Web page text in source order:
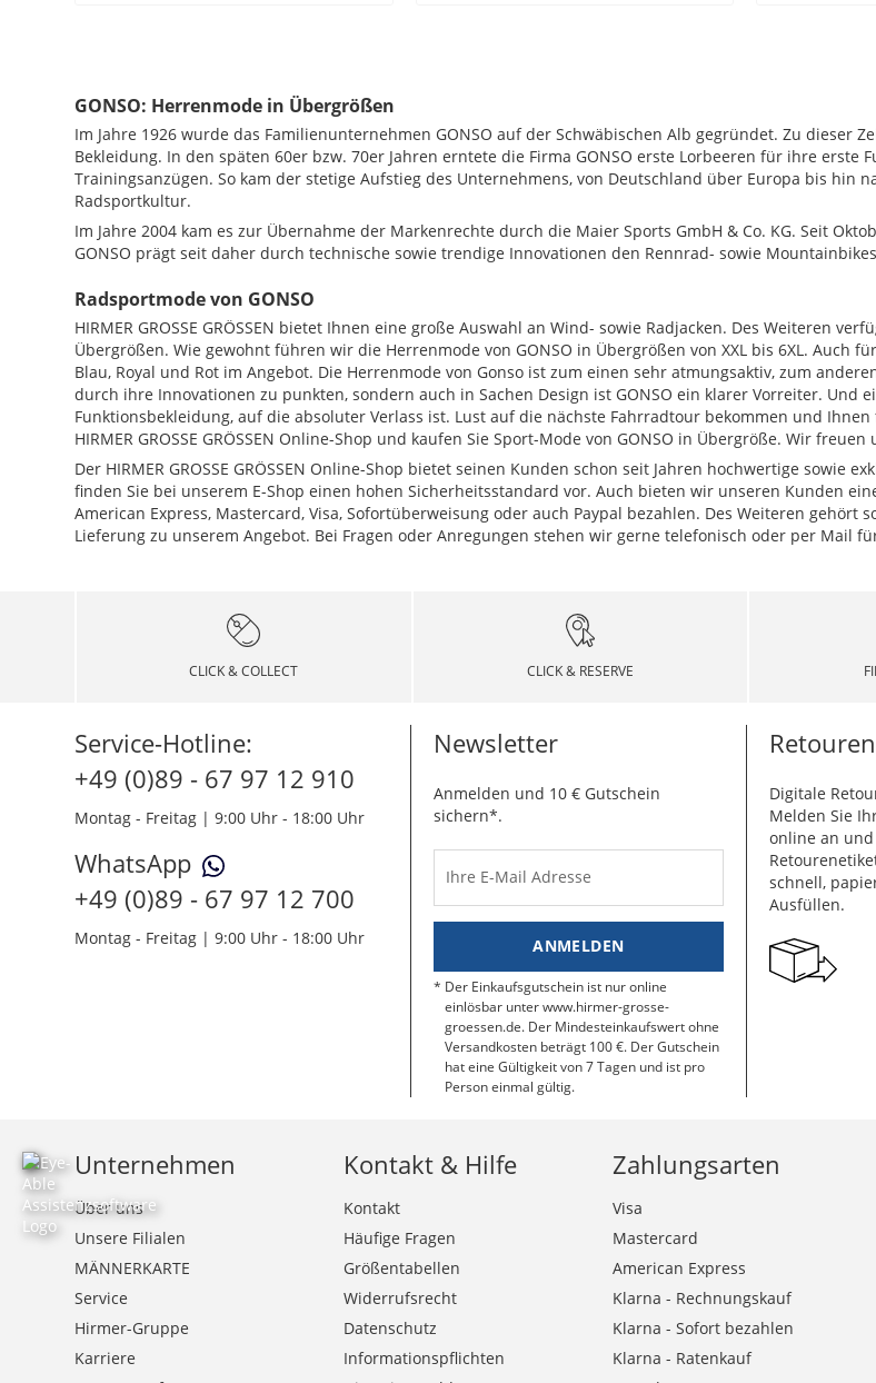
GONSO: Herrenmode in Übergrößen
Im Jahre 1926 wurde das Familienunternehmen GONSO auf der Schwäbischen Alb gegründet. Zu dieser
Bekleidung. In den späten 60er bzw. 70er Jahren erntete die Firma GONSO erste Lorbeeren für ihre erste
Trainingsanzügen. So kam der stetige Aufstieg des Unternehmens, von Deutschland über Europa bis hin
Radsportkultur.
Im Jahre 2004 kam es zur Übernahme der Markenrechte durch die Maier Sports GmbH & Co. KG. Seit
GONSO prägt seit daher durch technische sowie trendige Innovationen den Rennrad- sowie
Radsportmode von GONSO
HIRMER GROSSE GRÖSSEN bietet Ihnen eine große Auswahl an Wind- sowie Radjacken. Des Weiteren
Übergrößen. Wie gewohnt führen wir die Herrenmode von GONSO in Übergrößen von XXL bis 6XL. Auch
Blau, Royal und Rot im Angebot. Die Herrenmode von Gonso ist zum einen sehr atmungsaktiv, zum
durch ihre Innovationen zu punkten, sondern auch in Sachen Design ist GONSO ein klarer Vorreiter. Und
Funktionsbekleidung, auf die absoluter Verlass ist. Lust auf die nächste Fahrradtour bekommen und
HIRMER GROSSE GRÖSSEN Online-Shop und kaufen Sie Sport-Mode von GONSO in Übergröße. Wir
Der HIRMER GROSSE GRÖSSEN Online-Shop bietet seinen Kunden schon seit Jahren hochwertige
finden Sie bei unserem E-Shop einen hohen Sicherheitsstandard vor. Auch bieten wir unseren Kunden
American Express, Mastercard, Visa, Sofortüberweisung oder auch Paypal bezahlen. Des Weiteren
Lieferung zu unserem Angebot. Bei Fragen oder Anregungen stehen wir gerne telefonisch oder per Mail
CLICK & COLLECT CLICK & RESERVE
Service-Hotline:
+49 (0)89 - 67 97 12 910
Montag - Freitag | 9:00 Uhr - 18:00 Uhr
WhatsApp
+49 (0)89 - 67 97 12 700
Montag - Freitag | 9:00 Uhr - 18:00 Uhr
Newsletter
Anmelden und 10 € Gutschein
sichern*.
Ihre E-Mail Adresse
ANMELDEN
Der Einkaufsgutschein ist nur online
einlösbar unter www.hirmer-grosse-
groessen.de. Der Mindesteinkaufswert ohne
Versandkosten beträgt 100 €. Der Gutschein
hat eine Gültigkeit von 7 Tagen und ist pro
Person einmal gültig.
Digitale
Melden Sie
online an
schnell,
Ausfüllen.
Unternehmen
Über uns
Unsere Filialen
MÄNNERKARTE
Service
Hirmer-Gruppe
Karriere
Kontakt & Hilfe
Kontakt
Häufige Fragen
Größentabellen
Widerrufsrecht
Datenschutz
Informationspflichten
Zahlungsarten
Visa
Mastercard
American Express
Klarna - Rechnungskauf
Klarna - Sofort bezahlen
Klarna - Ratenkauf